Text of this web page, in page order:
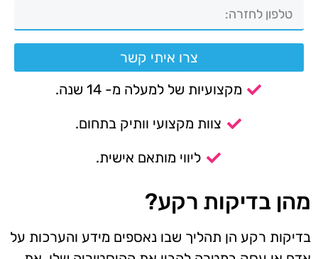
צרו איתי קשר
מקצועיות של למעלה מ- 14 שנה.
צוות מקצועי וותיק בתחום.
ליווי מותאם אישית.
מהן בדיקות רקע?
בדיקות רקע הן תהליך שבו נאספים מידע והערכות על